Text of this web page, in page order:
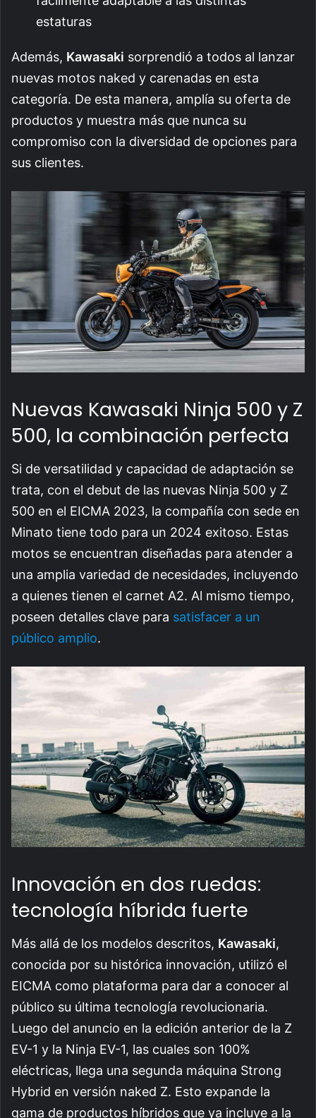
estaturas
Además, Kawasaki sorprendió a todos al lanzar
nuevas motos naked y carenadas en esta
categoría. De esta manera, amplía su oferta de
productos y muestra más que nunca su
compromiso con la diversidad de opciones para
sus clientes.
Nuevas Kawasaki Ninja 500 y Z
500, la combinación perfecta
Si de versatilidad y capacidad de adaptación se
trata, con el debut de las nuevas Ninja 500 y Z
500 en el EICMA 2023, la compañía con sede en
Minato tiene todo para un 2024 exitoso. Estas
motos se encuentran diseñadas para atender a
una amplia variedad de necesidades, incluyendo
a quienes tienen el carnet A2. Al mismo tiempo,
poseen detalles clave para satisfacer a un
público amplio.
Innovación en dos ruedas:
tecnología híbrida fuerte
Más allá de los modelos descritos, Kawasaki,
conocida por su histórica innovación, utilizó el
EICMA como plataforma para dar a conocer al
público su última tecnología revolucionaria.
Luego del anuncio en la edición anterior de la Z
EV-1 y la Ninja EV-1, las cuales son 100%
eléctricas, llega una segunda máquina Strong
Hybrid en versión naked Z. Esto expande la
gama de productos híbridos que ya incluye a la